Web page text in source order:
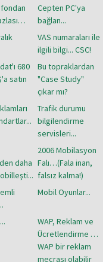
Cepten PC'ya
bağlan...
VAS numaraları ile
ilgili bilgi... CSC!
680
satın
Bu topraklardan
"Case Study"
çıkar mı?
Trafik durumu
bilgilendirme
servisleri...
daha
2006 Mobilasyon
Falı…(Fala inan,
falsız kalma!)
Mobil Oyunlar...
WAP, Reklam ve
Ücretlendirme …
WAP bir reklam
mecrası olabilir